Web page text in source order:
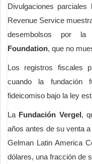
Divulgaciones
Revenue Service
desembolsos por
Foundation, que no
Los registros fiscales
cuando la fundación
fideicomiso bajo la ley
La Fundación Vergel,
años antes de su venta
Gelman Latin America
dólares, una fracción de